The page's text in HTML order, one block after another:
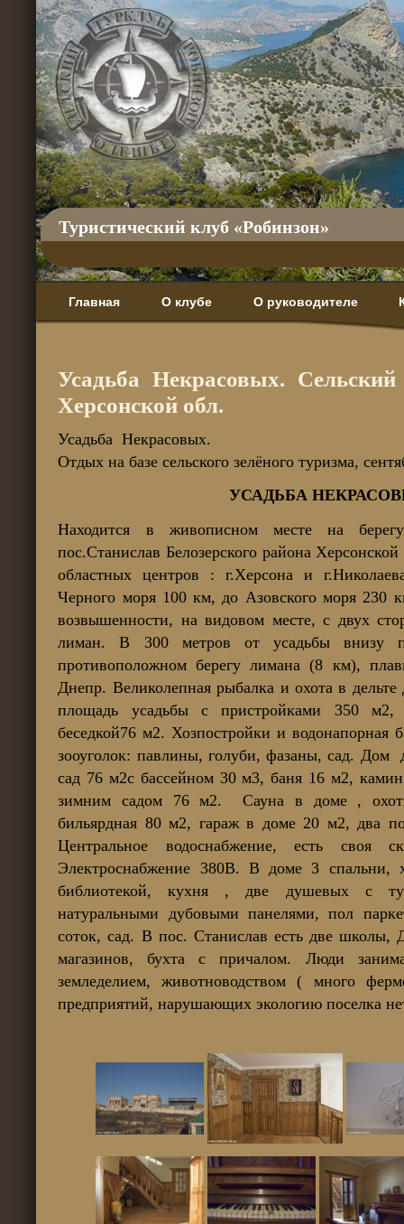
Туристический клуб «Робинзон»
Главная О клубе О руководителе
Усадьба Некрасовых.
Херсонской обл.
Усадьба Некрасовых.
Отдых на базе сельского зелёного туризма,
УСАДЬБА
Находится в живописном месте на
пос.Станислав Белозерского района
областных центров : г.Херсона и
Черного моря 100 км, до Азовского моря 230
возвышенности, на видовом месте, с двух
лиман. В 300 метров от усадьбы внизу
противоположном берегу лимана (8 км),
Днепр. Великолепная рыбалка и охота в
площадь усадьбы с пристройками 350
беседкой76 м2. Хозпостройки и водонапорная
зооуголок: павлины, голуби, фазаны, сад.
сад 76 м2с бассейном 30 м3, баня 16 м2,
зимним садом 76 м2. Сауна в доме ,
бильярдная 80 м2, гараж в доме 20 м2, два
Центральное водоснабжение, есть своя
Электроснабжение 380В. В доме 3 спальни,
библиотекой, кухня , две душевых с
натуральными дубовыми панелями, пол
соток, сад. В пос. Станислав есть две школы,
магазинов, бухта с причалом. Люди
земледелием, животноводством ( много
предприятий, нарушающих экологию поселка